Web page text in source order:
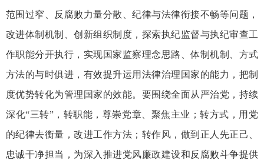
范围过窄、反腐败力量分散、纪律与法律衔接不畅等问题，
改进体制机制、创新组织制度，探索执纪监督与执纪审查工
作职能分开执行，实现国家监察理念思路、体制机制、方式
方法的与时俱进，有效提升运用法律治理国家的能力，把制
度优势转化为管理国家的效能。要围绕全面从严治党，持续
深化“三转”，转职能，尊崇党章、聚焦主业；转方式，用党
的纪律去衡量，改进工作方法；转作风，做到正人先正己、
忠诚干净担当，为深入推进党风廉政建设和反腐败斗争提供